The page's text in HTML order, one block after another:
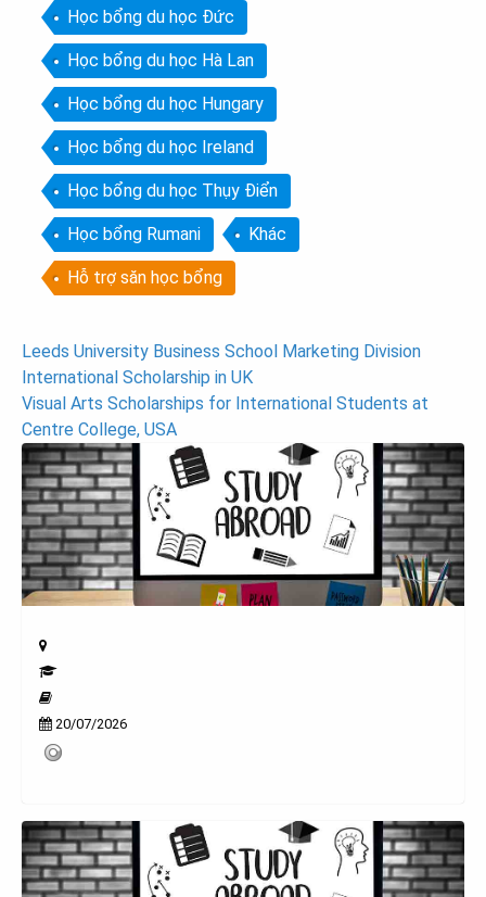
Học bổng du học Đức
Học bổng du học Hà Lan
Học bổng du học Hungary
Học bổng du học Ireland
Học bổng du học Thụy Điển
Học bổng Rumani Khác
Hỗ trợ săn học bổng
Post
navigation
Leeds University Business School Marketing Division
International Scholarship in UK
Visual Arts Scholarships for International Students at
Centre College, USA
20/07/2026